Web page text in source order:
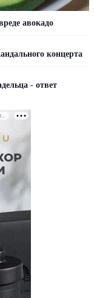
авокадо
концерта
- ответ